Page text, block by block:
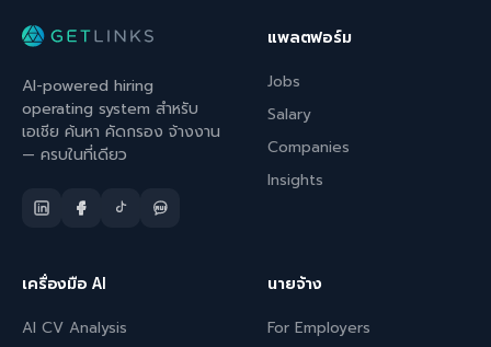
AI-powered hiring
operating system สำหรับ
เอเชีย ค้นหา คัดกรอง จ้างงาน
— ครบในที่เดียว
แพลตฟอร์ม
Jobs
Salary
Companies
Insights
เครื่องมือ AI
AI CV Analysis
นายจ้าง
For Employers